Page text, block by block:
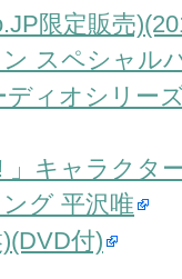
限定販売
スペシャル
ディオシリ
キャラクタ
グ 平沢唯
付)